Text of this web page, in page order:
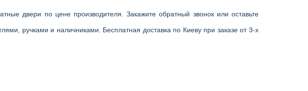
двери по цене производителя. Закажите обратный звонок или оставьте
ручками и наличниками. Бесплатная доставка по Киеву при заказе от 3-х